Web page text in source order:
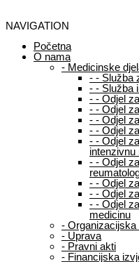
NAVIGATION
Početna
O nama
- Medicinske
- - Služba
- - Služba
- - Odjel
- - Odjel
- - Odjel
- - Odjel
- - Odjel
intenzivnu
- - Odjel
- - Odjel
- - Odjel
- - Odjel
medicinu
- Organizacijska
- Uprava
- Pravni akti
- Financijska